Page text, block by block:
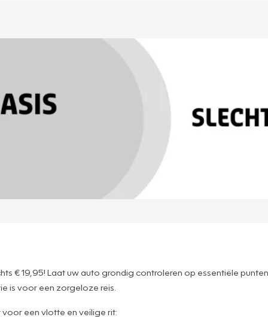
€ 19,95! Laat uw auto grondig controleren op essentiële
is voor een zorgeloze reis.
een vlotte en veilige rit: